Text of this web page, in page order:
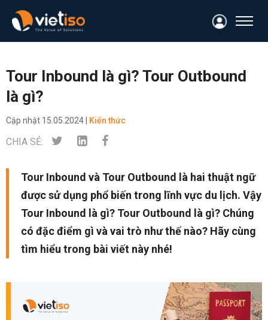
Tour Inbound là gì? Tour Outbound
là gì?
Cập nhật 15.05.2024 | Kiến thức
CHIA SẺ:
Tour Inbound và Tour Outbound là hai thuật ngữ
được sử dụng phổ biến trong lĩnh vực du lịch. Vậy
Tour Inbound là gì? Tour Outbound là gì? Chúng
có đặc điểm gì và vai trò như thế nào? Hãy cùng
tìm hiểu trong bài viết này nhé!